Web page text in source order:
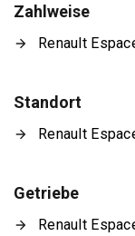
Zahlweise
Renault
Standort
Renault
Getriebe
Renault